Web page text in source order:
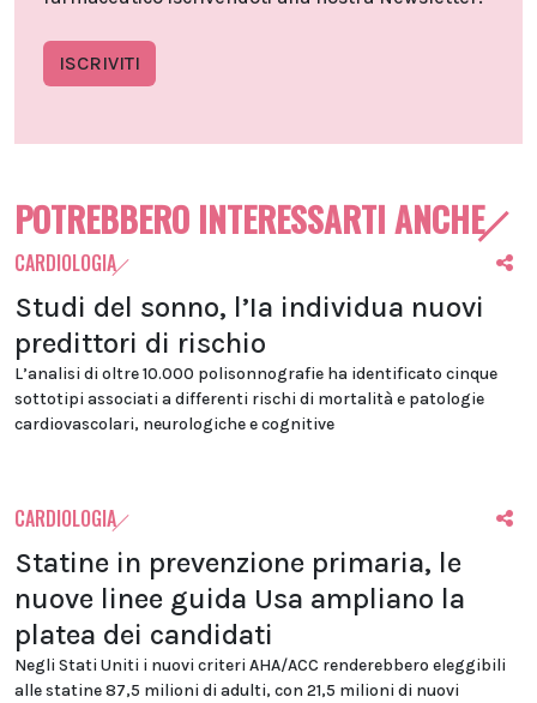
ISCRIVITI
POTREBBERO INTERESSARTI ANCHE
CARDIOLOGIA
Studi del sonno, l’Ia individua nuovi
predittori di rischio
L’analisi di oltre 10.000 polisonnografie ha identificato cinque
sottotipi associati a differenti rischi di mortalità e patologie
cardiovascolari, neurologiche e cognitive
CARDIOLOGIA
Statine in prevenzione primaria, le
nuove linee guida Usa ampliano la
platea dei candidati
Negli Stati Uniti i nuovi criteri AHA/ACC renderebbero eleggibili
alle statine 87,5 milioni di adulti, con 21,5 milioni di nuovi